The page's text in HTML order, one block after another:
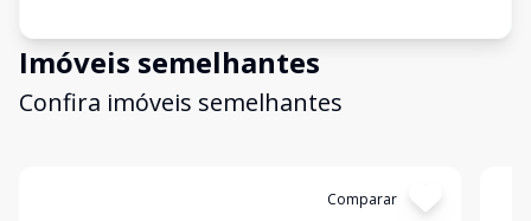
Imóveis semelhantes
Confira imóveis semelhantes
Comparar